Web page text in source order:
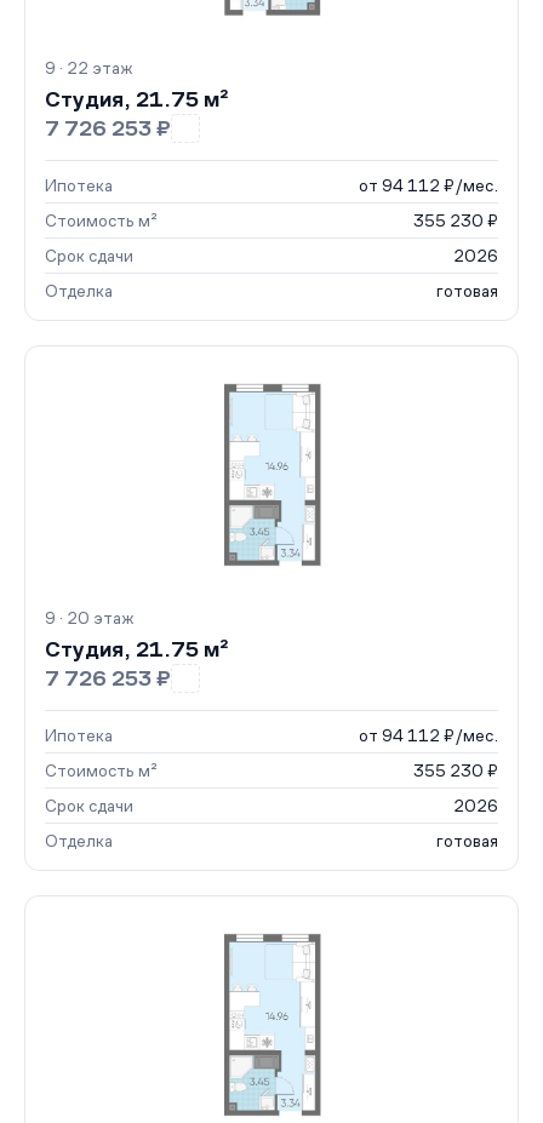
9 · 22 этаж
Студия, 21.75 м²
7 726 253 ₽
Ипотека
от 94 112 ₽/мес.
Стоимость м²
355 230 ₽
Срок сдачи
2026
Отделка
готовая
9 · 20 этаж
Студия, 21.75 м²
7 726 253 ₽
Ипотека
от 94 112 ₽/мес.
Стоимость м²
355 230 ₽
Срок сдачи
2026
Отделка
готовая